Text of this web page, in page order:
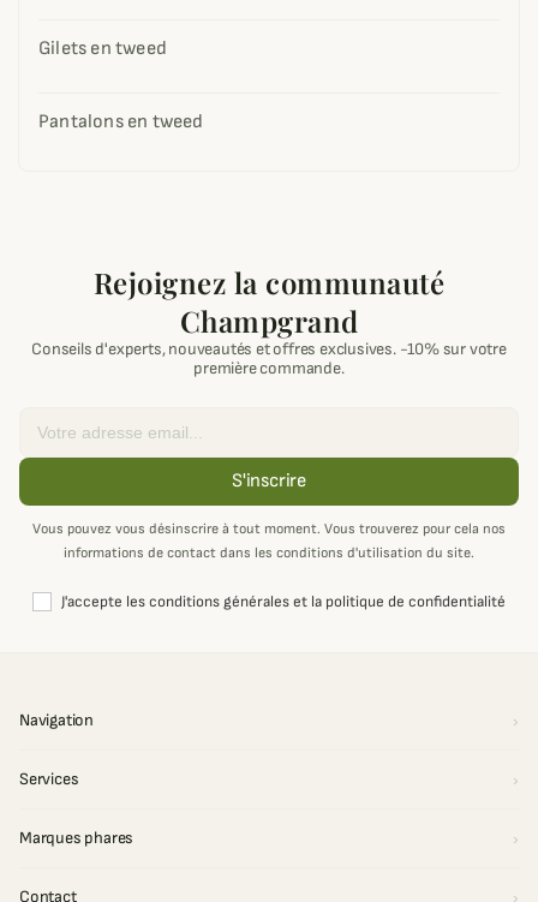
Gilets en tweed
Pantalons en tweed
Rejoignez la communauté
Champgrand
Conseils d'experts, nouveautés et offres exclusives. -10% sur votre
première commande.
S'inscrire
Vous pouvez vous désinscrire à tout moment. Vous trouverez pour cela nos
informations de contact dans les conditions d'utilisation du site.
J'accepte les conditions générales et la politique de confidentialité
Navigation
Services
Marques phares
Contact